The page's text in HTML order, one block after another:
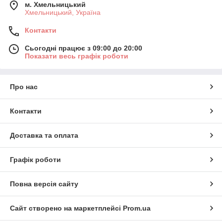
м. Хмельницький
Хмельницький, Україна
Контакти
Сьогодні працює з 09:00 до 20:00
Показати весь графік роботи
Про нас
Контакти
Доставка та оплата
Графік роботи
Повна версія сайту
Сайт створено на маркетплейсі Prom.ua